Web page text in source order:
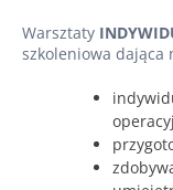
Warsztaty
szkoleniowa dająca